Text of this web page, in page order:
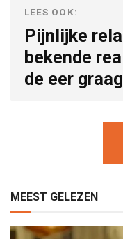
LEES OOK:
Pijnlijke
bekende
de eer
MEEST GELEZEN